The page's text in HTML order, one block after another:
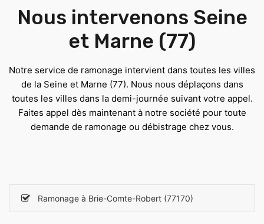
Nous intervenons Seine
et Marne (77)
Notre service de ramonage intervient dans toutes les villes
de la Seine et Marne (77). Nous nous déplaçons dans
toutes les villes dans la demi-journée suivant votre appel.
Faites appel dès maintenant à notre société pour toute
demande de ramonage ou débistrage chez vous.
Ramonage à Brie-Comte-Robert (77170)